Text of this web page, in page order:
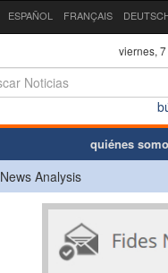
ESPAÑOL FRANÇAIS
viernes,
quiénes
News Analysis